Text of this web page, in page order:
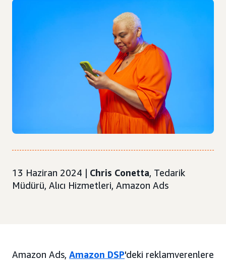
13 Haziran 2024 | Chris Conetta, Tedarik
Müdürü, Alıcı Hizmetleri, Amazon Ads
Amazon Ads, Amazon DSP'deki reklamverenlere